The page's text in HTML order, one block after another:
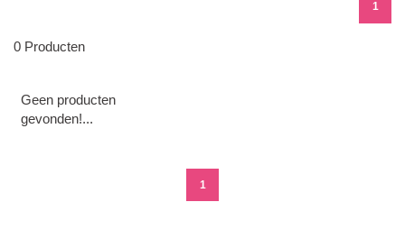
1
0 Producten
Geen producten
gevonden!...
1